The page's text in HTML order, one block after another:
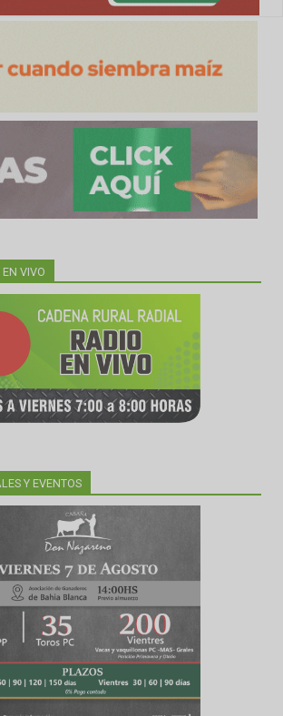
ESCUCHAR RADIO EN VIVO
REMATES ESPECIALES Y EVENTOS